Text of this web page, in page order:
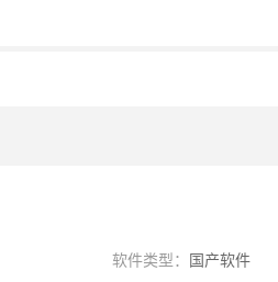
软件类型：
国产软件